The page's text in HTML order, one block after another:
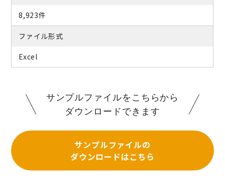
8,923件
ファイル形式
Excel
サンプルファイルをこちらから
ダウンロードできます
サンプルファイルの
ダウンロードはこちら